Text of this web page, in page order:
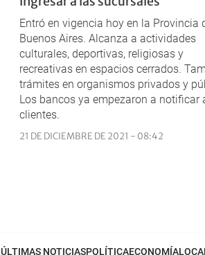
Entró en vigencia hoy en la Provincia
Buenos Aires. Alcanza a actividades
culturales, deportivas, religiosas y
recreativas en espacios cerrados.
trámites en organismos privados y
Los bancos ya empezaron a notificar
clientes.
21 DE DICIEMBRE DE 2021 - 08:42
ÚLTIMAS NOTICIASPOLÍTICAECONOMÍA